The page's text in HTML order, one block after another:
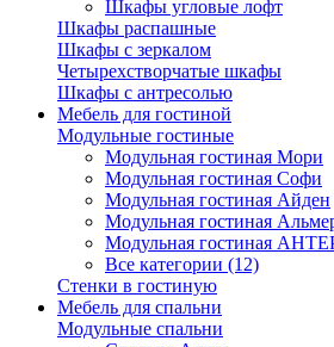
Шкафы угловые лофт
Шкафы распашные
Шкафы с зеркалом
Четырехстворчатые шкафы
Шкафы с антресолью
Мебель для гостиной
Модульные гостиные
Модульная гостиная Мори
Модульная гостиная Софи
Модульная гостиная Айден
Модульная гостиная
Модульная гостиная
Все категории (12)
Стенки в гостиную
Мебель для спальни
Модульные спальни